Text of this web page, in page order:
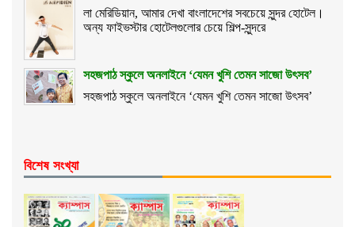
লা মেরিডিয়ান, আমার দেখা বাংলাদেশের সবচেয়ে সুন্দর হোটেল।
অন্য ফাইভস্টার হোটেলগুলোর চেয়ে শিল্প-সুন্দরে
সহজপাঠ স্কুলে অনলাইনে ‘যেমন খুশি তেমন সাজো উৎসব’
সহজপাঠ স্কুলে অনলাইনে ‘যেমন খুশি তেমন সাজো উৎসব’
বিশেষ সংখ্যা